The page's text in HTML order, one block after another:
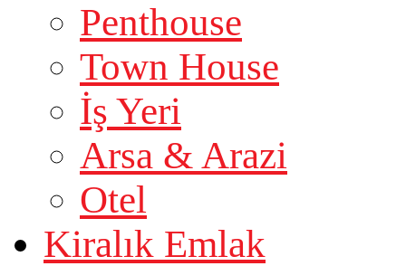
Penthouse
Town House
İş Yeri
Arsa & Arazi
Otel
Kiralık Emlak